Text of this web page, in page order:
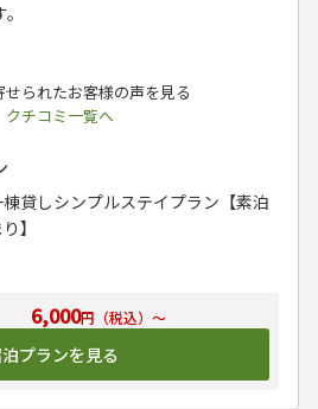
せられたお客様の声を見る
クチコミ一覧へ
6,000円（税込）～
プランを見る
棟貸しシンプルステイプラン【素泊
】